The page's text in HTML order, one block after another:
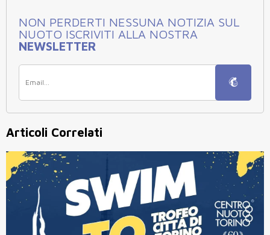
NON PERDERTI NESSUNA NOTIZIA SUL
NUOTO ISCRIVITI ALLA NOSTRA
NEWSLETTER
Articoli Correlati